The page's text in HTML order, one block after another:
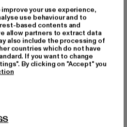
100% Bomull
your use experience,
use behaviour and to
based contents and
allow partners to extract data
also include the processing of
countries which do not have
If you want to change
By clicking on "Accept" you